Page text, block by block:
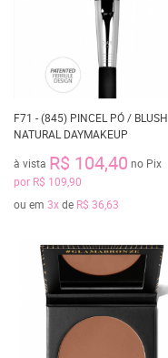
F71 - (845) PINCEL PÓ / BLUSH
NATURAL DAYMAKEUP
à vista R$ 104,40 no Pix
por R$ 109,90
ou em 3xde R$ 36,63